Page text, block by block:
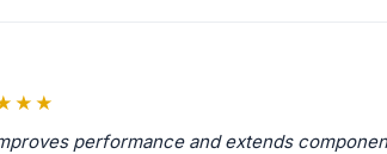
performance and extends